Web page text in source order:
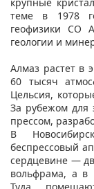
теме в 1978
геофизики СО
геологии и
Алмаз растет в
60 тысяч
Цельсия,
За рубежом для
прессом,
В
беспрессовый
сердцевине —
вольфрама, а в